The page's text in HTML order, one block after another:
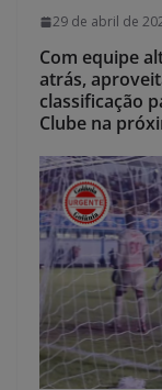
29 de abril de
Com equipe
atrás,
classificação
Clube na